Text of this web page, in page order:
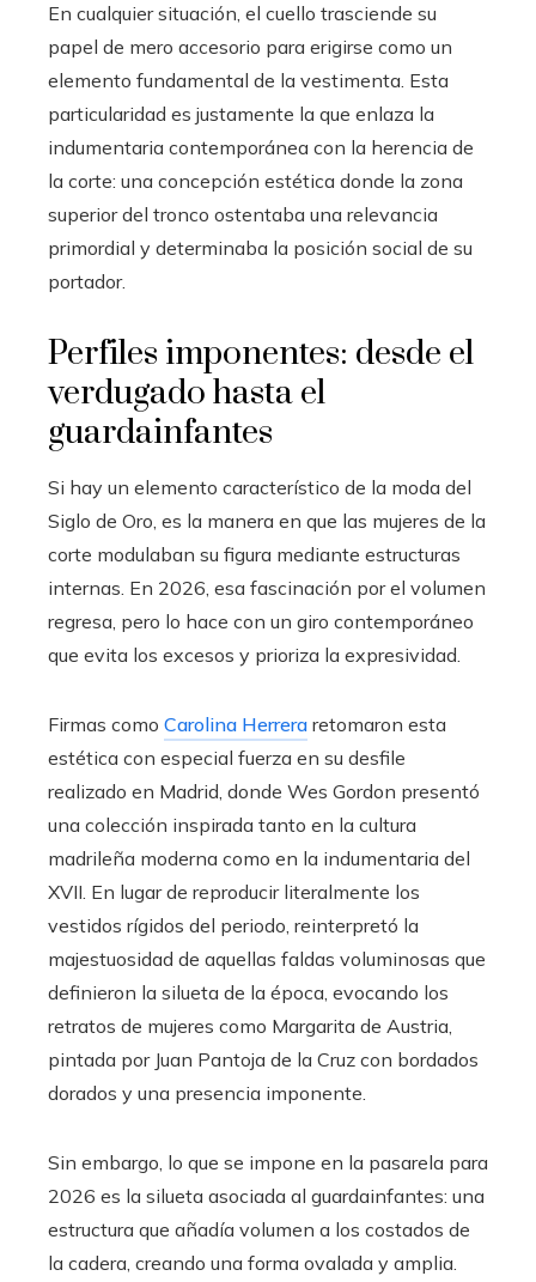
En cualquier situación, el cuello trasciende su
papel de mero accesorio para erigirse como un
elemento fundamental de la vestimenta. Esta
particularidad es justamente la que enlaza la
indumentaria contemporánea con la herencia de
la corte: una concepción estética donde la zona
superior del tronco ostentaba una relevancia
primordial y determinaba la posición social de su
portador.
Perfiles imponentes: desde el
verdugado hasta el
guardainfantes
Si hay un elemento característico de la moda del
Siglo de Oro, es la manera en que las mujeres de la
corte modulaban su figura mediante estructuras
internas. En 2026, esa fascinación por el volumen
regresa, pero lo hace con un giro contemporáneo
que evita los excesos y prioriza la expresividad.
Firmas como Carolina Herrera retomaron esta
estética con especial fuerza en su desfile
realizado en Madrid, donde Wes Gordon presentó
una colección inspirada tanto en la cultura
madrileña moderna como en la indumentaria del
XVII. En lugar de reproducir literalmente los
vestidos rígidos del periodo, reinterpretó la
majestuosidad de aquellas faldas voluminosas que
definieron la silueta de la época, evocando los
retratos de mujeres como Margarita de Austria,
pintada por Juan Pantoja de la Cruz con bordados
dorados y una presencia imponente.
Sin embargo, lo que se impone en la pasarela para
2026 es la silueta asociada al guardainfantes: una
estructura que añadía volumen a los costados de
la cadera, creando una forma ovalada y amplia.